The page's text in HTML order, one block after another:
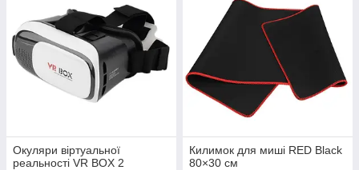
Окуляри віртуальної
реальності VR BOX 2
Килимок для миші RED Black
80×30 см